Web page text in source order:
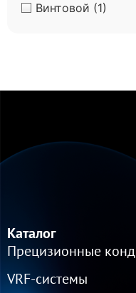
Винтовой (1)
Каталог
Прецизионные
VRF-cистемы